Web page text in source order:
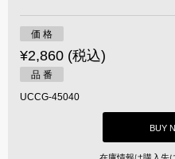
価 格
¥2,860 (税込)
品 番
UCCG-45040
BUY